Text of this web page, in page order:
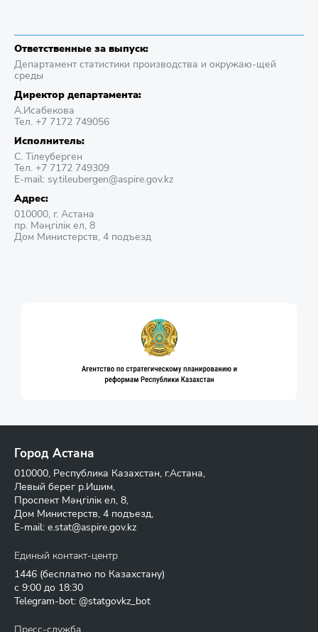
Ответственные за выпуск:
Департамент статистики производства и окружаю-щей
среды
Директор департамента:
А.Исабекова
Тел. +7 7172 749056
Исполнитель:
С. Тілеуберген
Тел. +7 7172 749309
E-mail: sy.tileubergen@aspire.gov.kz
Адрес:
010000, г. Астана
пр. Мәңгілік ел, 8
Дом Министерств, 4 подъезд
Город Астана
010000, Республика Казахстан, г.Астана,
Левый берег р.Ишим,
Проспект Мәңгілік ел, 8,
Дом Министерств, 4 подъезд,
E-mail: e.stat@aspire.gov.kz
Единый контакт-центр
1446 (бесплатно по Казахстану)
с 9:00 до 18:30
Telegram-bot: @statgovkz_bot
Пресс-служба